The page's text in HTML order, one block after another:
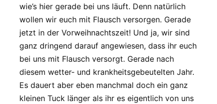
wie’s hier gerade bei uns läuft. Denn natürlich
wollen wir euch mit Flausch versorgen. Gerade
jetzt in der Vorweihnachtszeit! Und ja, wir sind
ganz dringend darauf angewiesen, dass ihr euch
bei uns mit Flausch versorgt. Gerade nach
diesem wetter- und krankheitsgebeutelten Jahr.
Es dauert aber eben manchmal doch ein ganz
kleinen Tuck länger als ihr es eigentlich von uns